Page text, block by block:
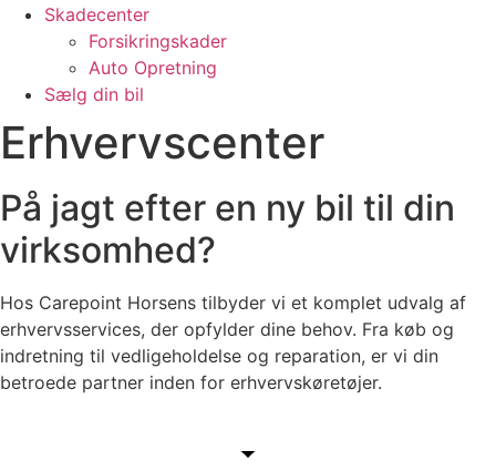
Skadecenter
Forsikringskader
Auto Opretning
Sælg din bil
Erhvervscenter
På jagt efter en ny bil til din
virksomhed?
Hos Carepoint Horsens tilbyder vi et komplet udvalg af
erhvervsservices, der opfylder dine behov. Fra køb og
indretning til vedligeholdelse og reparation, er vi din
betroede partner inden for erhvervskøretøjer.